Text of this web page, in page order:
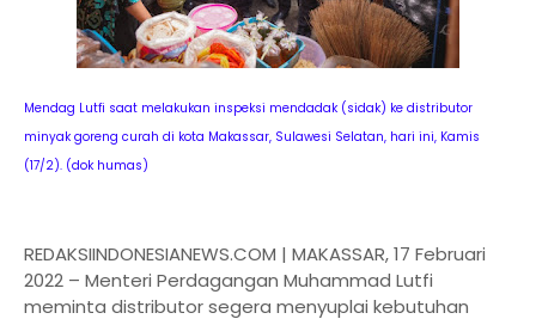
Mendag Lutfi saat melakukan inspeksi mendadak (sidak) ke distributor
minyak goreng curah di kota Makassar, Sulawesi Selatan, hari ini, Kamis
(17/2). (dok humas)
REDAKSIINDONESIANEWS.COM | MAKASSAR, 17 Februari
2022 – Menteri Perdagangan Muhammad Lutfi
meminta distributor segera menyuplai kebutuhan